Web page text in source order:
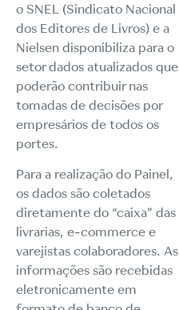
o SNEL (Sindicato Nacional
dos Editores de Livros) e a
Nielsen disponibiliza para o
setor dados atualizados que
poderão contribuir nas
tomadas de decisões por
empresários de todos os
portes.
Para a realização do Painel,
os dados são coletados
diretamente do “caixa” das
livrarias, e-commerce e
varejistas colaboradores. As
informações são recebidas
eletronicamente em